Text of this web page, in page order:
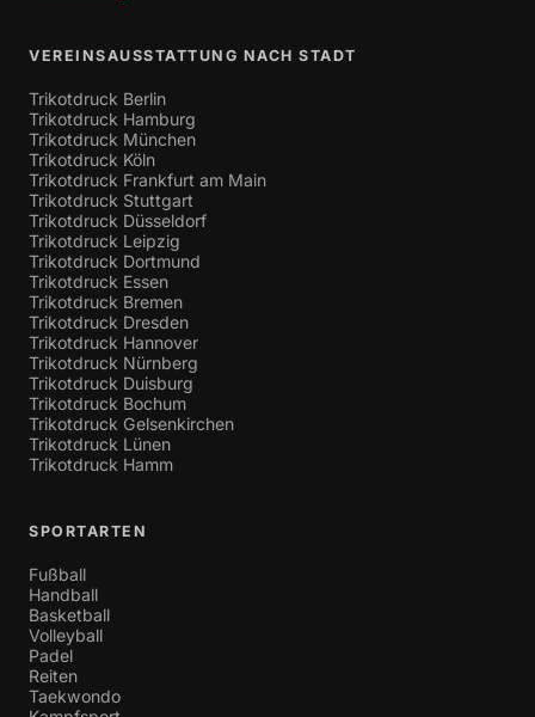
VEREINSAUSSTATTUNG NACH STADT
Trikotdruck Berlin
Trikotdruck Hamburg
Trikotdruck München
Trikotdruck Köln
Trikotdruck Frankfurt am Main
Trikotdruck Stuttgart
Trikotdruck Düsseldorf
Trikotdruck Leipzig
Trikotdruck Dortmund
Trikotdruck Essen
Trikotdruck Bremen
Trikotdruck Dresden
Trikotdruck Hannover
Trikotdruck Nürnberg
Trikotdruck Duisburg
Trikotdruck Bochum
Trikotdruck Gelsenkirchen
Trikotdruck Lünen
Trikotdruck Hamm
SPORTARTEN
Fußball
Handball
Basketball
Volleyball
Padel
Reiten
Taekwondo